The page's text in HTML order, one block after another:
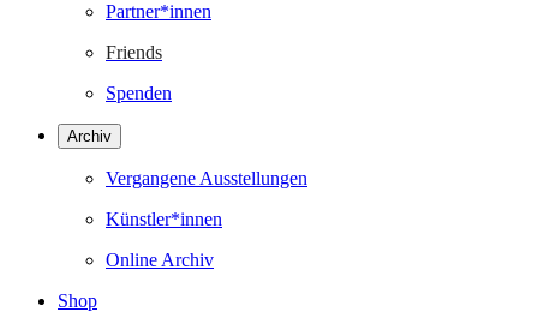
Partner*innen
Friends
Spenden
Archiv
Vergangene Ausstellungen
Künstler*innen
Online Archiv
Shop